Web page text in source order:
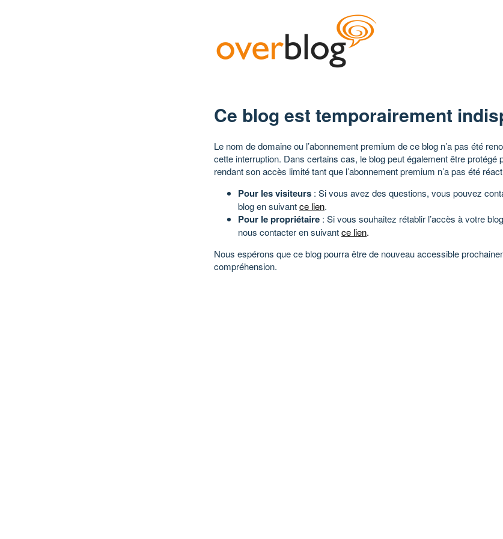
Ce blog est temporairement
Le nom de domaine ou l’abonnement premium de ce blog n’a pas été
cette interruption. Dans certains cas, le blog peut également être protégé
rendant son accès limité tant que l’abonnement premium n’a pas été
Pour les visiteurs : Si vous avez des questions, vous pouvez
blog en suivantce lien.
Pour le propriétaire : Si vous souhaitez rétablir l’accès à votre
nous contacter en suivantce lien.
Nous espérons que ce blog pourra être de nouveau accessible
compréhension.